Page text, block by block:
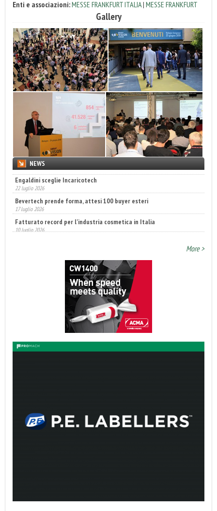
Enti e associazioni:MESSE FRANKFURT ITALIA| MESSE FRANKFURT
Gallery
NEWS
Engaldini sceglie Incaricotech
22 luglio 2026
Bevertech prende forma, attesi 100 buyer esteri
17 luglio 2026
Fatturato record per l'industria cosmetica in Italia
10 luglio 2026
More >